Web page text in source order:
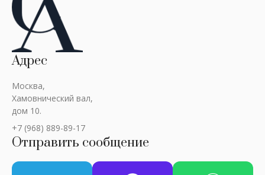
Адрес
Москва,
Хамовнический вал,
дом 10.
+7 (968) 889-89-17
Отправить сообщение